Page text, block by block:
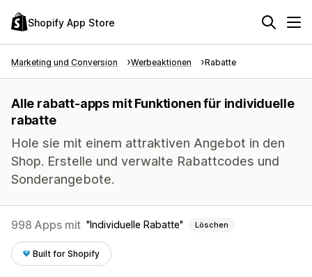
Shopify App Store
Marketing und Conversion Werbeaktionen Rabatte
Alle rabatt-apps mit Funktionen für individuelle
rabatte
Hole sie mit einem attraktiven Angebot in den
Shop. Erstelle und verwalte Rabattcodes und
Sonderangebote.
998 Apps mit Individuelle Rabatte Löschen
Built for Shopify